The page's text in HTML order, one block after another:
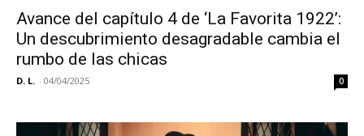
Avance del capítulo 4 de ‘La Favorita 1922’:
Un descubrimiento desagradable cambia el
rumbo de las chicas
D. L. - 04/04/2025 0